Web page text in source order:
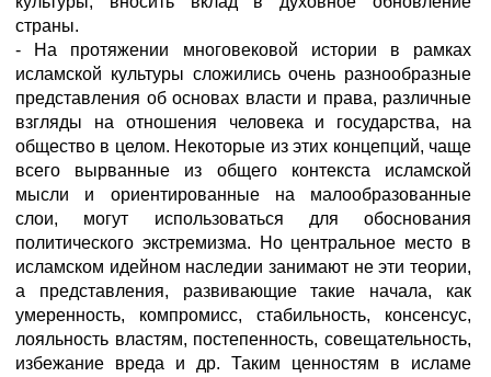
страны.
- На протяжении многовековой истории в рамках
исламской культуры сложились очень разнообразные
представления об основах власти и права, различные
взгляды на отношения человека и государства, на
общество в целом. Некоторые из этих концепций, чаще
всего вырванные из общего контекста исламской
мысли и ориентированные на малообразованные
слои, могут использоваться для обоснования
политического экстремизма. Но центральное место в
исламском идейном наследии занимают не эти теории,
а представления, развивающие такие начала, как
умеренность, компромисс, стабильность, консенсус,
лояльность властям, постепенность, совещательность,
избежание вреда и др. Таким ценностям в исламе